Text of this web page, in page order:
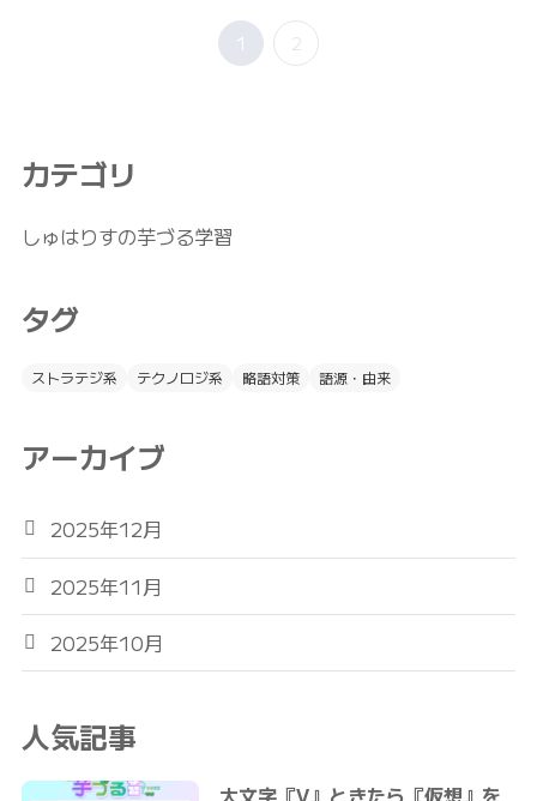
1 2
カテゴリ
しゅはりすの芋づる学習
タグ
ストラテジ系 テクノロジ系 略語対策 語源・由来
アーカイブ
2025年12月
2025年11月
2025年10月
人気記事